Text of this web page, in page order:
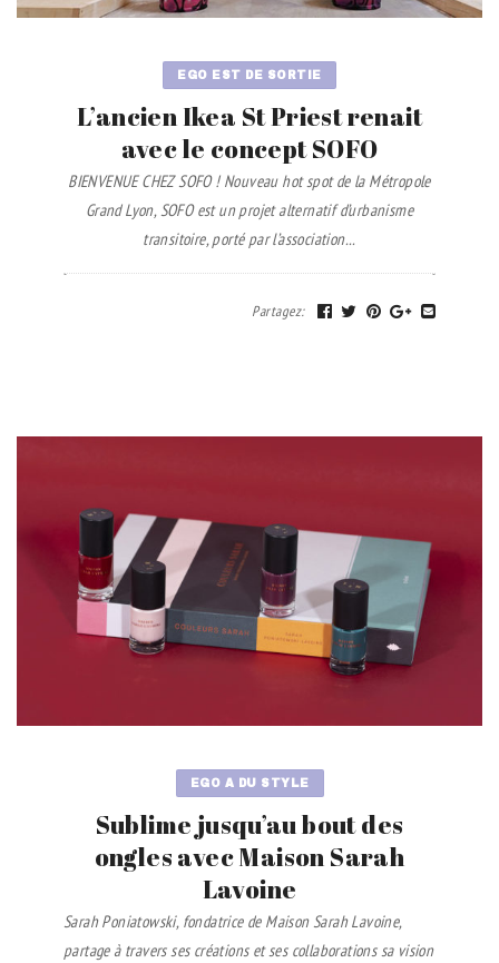
EGO EST DE SORTIE
L’ancien Ikea St Priest renait
avec le concept SOFO
BIENVENUE CHEZ SOFO ! Nouveau hot spot de la Métropole
Grand Lyon, SOFO est un projet alternatif d’urbanisme
transitoire, porté par l’association...
Partagez:
EGO A DU STYLE
Sublime jusqu’au bout des
ongles avec Maison Sarah
Lavoine
Sarah Poniatowski, fondatrice de Maison Sarah Lavoine,
partage à travers ses créations et ses collaborations sa vision